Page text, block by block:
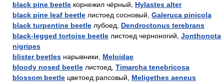
black pine beetle корнежил чёрный, Hylastes alter
black pine leaf beetle листоед сосновый, Galeruca pinicola
black turpentine beetle лубоед, Dendroctonus terebrans
black-legged tortoise beetle листоед черноногий, Jonthonota
nigripes
blister beetles нарывники, Meloidae
bloody nosed beetle листоед, Timarcha tenebricosa
blossom beetle цветоед рапсовый, Meligethes aeneus